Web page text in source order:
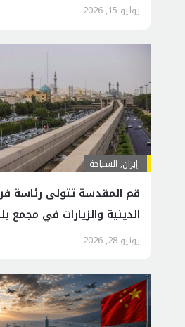
يوليو 15, 2026
إيران, السياحة
قم المقدسة تتولى رئاسة
الدينية والزيارات في مجمع
يونيو 28, 2026